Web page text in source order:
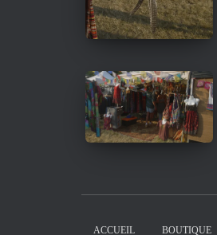
ACCUEIL BOUTIQUE